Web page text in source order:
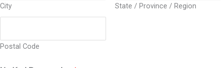
City State / Province / Region
Postal Code